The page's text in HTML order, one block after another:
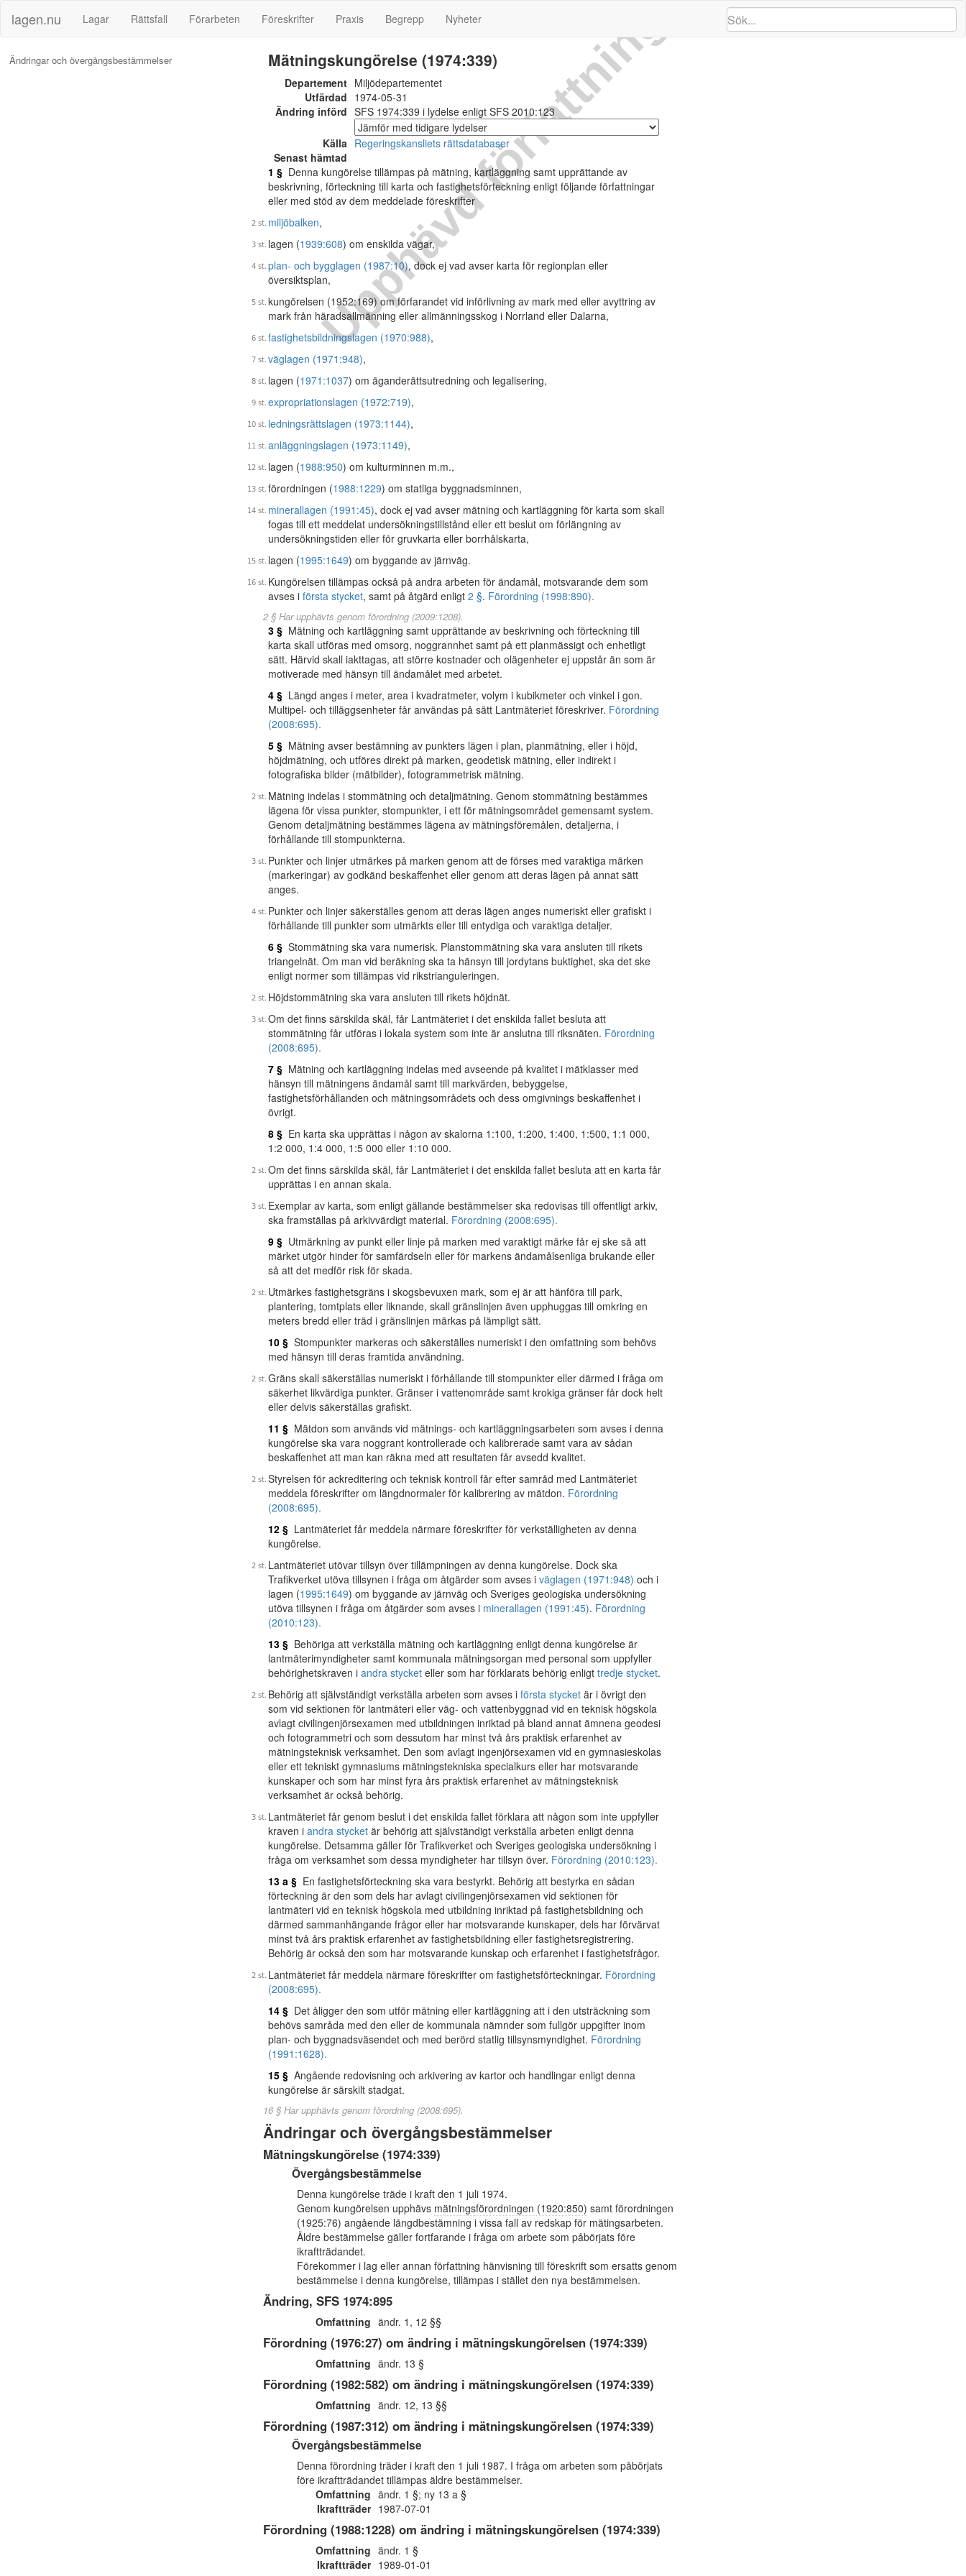
lagen.nu Lagar Rättsfall Förarbeten Föreskrifter Praxis Begrepp Nyheter
Ändringar och övergångsbestämmelser Upphävd författning
Mätningskungörelse (1974:339)
Departement Miljödepartementet
Utfärdad 1974-05-31
Ändring införd SFS 1974:339 i lydelse enligt SFS 2010:123
Källa Regeringskansliets rättsdatabaser
Senast hämtad
1 § Denna kungörelse tillämpas på mätning, kartläggning samt upprättande av
beskrivning, förteckning till karta och fastighetsförteckning enligt följande författningar
eller med stöd av dem meddelade föreskrifter
miljöbalken,
lagen (1939:608) om enskilda vägar,
plan- och bygglagen (1987:10), dock ej vad avser karta för regionplan eller
översiktsplan,
kungörelsen (1952:169) om förfarandet vid införlivning av mark med eller avyttring av
mark från häradsallmänning eller allmänningsskog i Norrland eller Dalarna,
fastighetsbildningslagen (1970:988),
väglagen (1971:948),
lagen (1971:1037) om äganderättsutredning och legalisering,
expropriationslagen (1972:719),
ledningsrättslagen (1973:1144),
anläggningslagen (1973:1149),
lagen (1988:950) om kulturminnen m.m.,
förordningen (1988:1229) om statliga byggnadsminnen,
minerallagen (1991:45), dock ej vad avser mätning och kartläggning för karta som skall
fogas till ett meddelat undersökningstillstånd eller ett beslut om förlängning av
undersökningstiden eller för gruvkarta eller borrhålskarta,
lagen (1995:1649) om byggande av järnväg.
Kungörelsen tillämpas också på andra arbeten för ändamål, motsvarande dem som
avses i första stycket, samt på åtgärd enligt 2 §. Förordning (1998:890).
2 § Har upphävts genom förordning (2009:1208).
3 § Mätning och kartläggning samt upprättande av beskrivning och förteckning till
karta skall utföras med omsorg, noggrannhet samt på ett planmässigt och enhetligt
sätt. Härvid skall iakttagas, att större kostnader och olägenheter ej uppstår än som är
motiverade med hänsyn till ändamålet med arbetet.
4 § Längd anges i meter, area i kvadratmeter, volym i kubikmeter och vinkel i gon.
Multipel- och tilläggsenheter får användas på sätt Lantmäteriet föreskriver. Förordning
(2008:695).
5 § Mätning avser bestämning av punkters lägen i plan, planmätning, eller i höjd,
höjdmätning, och utföres direkt på marken, geodetisk mätning, eller indirekt i
fotografiska bilder (mätbilder), fotogrammetrisk mätning.
Mätning indelas i stommätning och detaljmätning. Genom stommätning bestämmes
lägena för vissa punkter, stompunkter, i ett för mätningsområdet gemensamt system.
Genom detaljmätning bestämmes lägena av mätningsföremålen, detaljerna, i
förhållande till stompunkterna.
Punkter och linjer utmärkes på marken genom att de förses med varaktiga märken
(markeringar) av godkänd beskaffenhet eller genom att deras lägen på annat sätt
anges.
Punkter och linjer säkerställes genom att deras lägen anges numeriskt eller grafiskt i
förhållande till punkter som utmärkts eller till entydiga och varaktiga detaljer.
6 § Stommätning ska vara numerisk. Planstommätning ska vara ansluten till rikets
triangelnät. Om man vid beräkning ska ta hänsyn till jordytans buktighet, ska det ske
enligt normer som tillämpas vid rikstrianguleringen.
Höjdstommätning ska vara ansluten till rikets höjdnät.
Om det finns särskilda skäl, får Lantmäteriet i det enskilda fallet besluta att
stommätning får utföras i lokala system som inte är anslutna till riksnäten. Förordning
(2008:695).
7 § Mätning och kartläggning indelas med avseende på kvalitet i mätklasser med
hänsyn till mätningens ändamål samt till markvärden, bebyggelse,
fastighetsförhållanden och mätningsområdets och dess omgivnings beskaffenhet i
övrigt.
8 § En karta ska upprättas i någon av skalorna 1:100, 1:200, 1:400, 1:500, 1:1 000,
1:2 000, 1:4 000, 1:5 000 eller 1:10 000.
Om det finns särskilda skäl, får Lantmäteriet i det enskilda fallet besluta att en karta får
upprättas i en annan skala.
Exemplar av karta, som enligt gällande bestämmelser ska redovisas till offentligt arkiv,
ska framställas på arkivvärdigt material. Förordning (2008:695).
9 § Utmärkning av punkt eller linje på marken med varaktigt märke får ej ske så att
märket utgör hinder för samfärdseln eller för markens ändamålsenliga brukande eller
så att det medför risk för skada.
Utmärkes fastighetsgräns i skogsbevuxen mark, som ej är att hänföra till park,
plantering, tomtplats eller liknande, skall gränslinjen även upphuggas till omkring en
meters bredd eller träd i gränslinjen märkas på lämpligt sätt.
10 § Stompunkter markeras och säkerställes numeriskt i den omfattning som behövs
med hänsyn till deras framtida användning.
Gräns skall säkerställas numeriskt i förhållande till stompunkter eller därmed i fråga om
säkerhet likvärdiga punkter. Gränser i vattenområde samt krokiga gränser får dock helt
eller delvis säkerställas grafiskt.
11 § Mätdon som används vid mätnings- och kartläggningsarbeten som avses i denna
kungörelse ska vara noggrant kontrollerade och kalibrerade samt vara av sådan
beskaffenhet att man kan räkna med att resultaten får avsedd kvalitet.
Styrelsen för ackreditering och teknisk kontroll får efter samråd med Lantmäteriet
meddela föreskrifter om längdnormaler för kalibrering av mätdon. Förordning
(2008:695).
12 § Lantmäteriet får meddela närmare föreskrifter för verkställigheten av denna
kungörelse.
Lantmäteriet utövar tillsyn över tillämpningen av denna kungörelse. Dock ska
Trafikverket utöva tillsynen i fråga om åtgärder som avses i väglagen (1971:948) och i
lagen (1995:1649) om byggande av järnväg och Sveriges geologiska undersökning
utöva tillsynen i fråga om åtgärder som avses i minerallagen (1991:45). Förordning
(2010:123).
13 § Behöriga att verkställa mätning och kartläggning enligt denna kungörelse är
lantmäterimyndigheter samt kommunala mätningsorgan med personal som uppfyller
behörighetskraven i andra stycket eller som har förklarats behörig enligt tredje stycket.
Behörig att självständigt verkställa arbeten som avses i första stycket är i övrigt den
som vid sektionen för lantmäteri eller väg- och vattenbyggnad vid en teknisk högskola
avlagt civilingenjörsexamen med utbildningen inriktad på bland annat ämnena geodesi
och fotogrammetri och som dessutom har minst två års praktisk erfarenhet av
mätningsteknisk verksamhet. Den som avlagt ingenjörsexamen vid en gymnasieskolas
eller ett tekniskt gymnasiums mätningstekniska specialkurs eller har motsvarande
kunskaper och som har minst fyra års praktisk erfarenhet av mätningsteknisk
verksamhet är också behörig.
Lantmäteriet får genom beslut i det enskilda fallet förklara att någon som inte uppfyller
kraven i andra stycket är behörig att självständigt verkställa arbeten enligt denna
kungörelse. Detsamma gäller för Trafikverket och Sveriges geologiska undersökning i
fråga om verksamhet som dessa myndigheter har tillsyn över. Förordning (2010:123).
13 a § En fastighetsförteckning ska vara bestyrkt. Behörig att bestyrka en sådan
förteckning är den som dels har avlagt civilingenjörsexamen vid sektionen för
lantmäteri vid en teknisk högskola med utbildning inriktad på fastighetsbildning och
därmed sammanhängande frågor eller har motsvarande kunskaper, dels har förvärvat
minst två års praktisk erfarenhet av fastighetsbildning eller fastighetsregistrering.
Behörig är också den som har motsvarande kunskap och erfarenhet i fastighetsfrågor.
Lantmäteriet får meddela närmare föreskrifter om fastighetsförteckningar. Förordning
(2008:695).
14 § Det åligger den som utför mätning eller kartläggning att i den utsträckning som
behövs samråda med den eller de kommunala nämnder som fullgör uppgifter inom
plan- och byggnadsväsendet och med berörd statlig tillsynsmyndighet. Förordning
(1991:1628).
15 § Angående redovisning och arkivering av kartor och handlingar enligt denna
kungörelse är särskilt stadgat.
16 § Har upphävts genom förordning (2008:695).
Ändringar och övergångsbestämmelser
Mätningskungörelse (1974:339)
Övergångsbestämmelse
Denna kungörelse träde i kraft den 1 juli 1974.
Genom kungörelsen upphävs mätningsförordningen (1920:850) samt förordningen
(1925:76) angående längdbestämning i vissa fall av redskap för mätingsarbeten.
Äldre bestämmelse gäller fortfarande i fråga om arbete som påbörjats före
ikraftträdandet.
Förekommer i lag eller annan författning hänvisning till föreskrift som ersatts genom
bestämmelse i denna kungörelse, tillämpas i stället den nya bestämmelsen.
Ändring, SFS 1974:895
Omfattning ändr. 1, 12 §§
Förordning (1976:27) om ändring i mätningskungörelsen (1974:339)
Omfattning ändr. 13 §
Förordning (1982:582) om ändring i mätningskungörelsen (1974:339)
Omfattning ändr. 12, 13 §§
Förordning (1987:312) om ändring i mätningskungörelsen (1974:339)
Övergångsbestämmelse
Denna förordning träder i kraft den 1 juli 1987. I fråga om arbeten som påbörjats
före ikraftträdandet tillämpas äldre bestämmelser.
Omfattning ändr. 1 §; ny 13 a §
Ikraftträder 1987-07-01
Förordning (1988:1228) om ändring i mätningskungörelsen (1974:339)
Omfattning ändr. 1 §
Ikraftträder 1989-01-01